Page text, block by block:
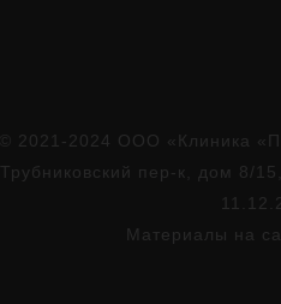
© 2021-2024 ООО «Клиника
Трубниковский пер-к, дом 8/
Материалы на